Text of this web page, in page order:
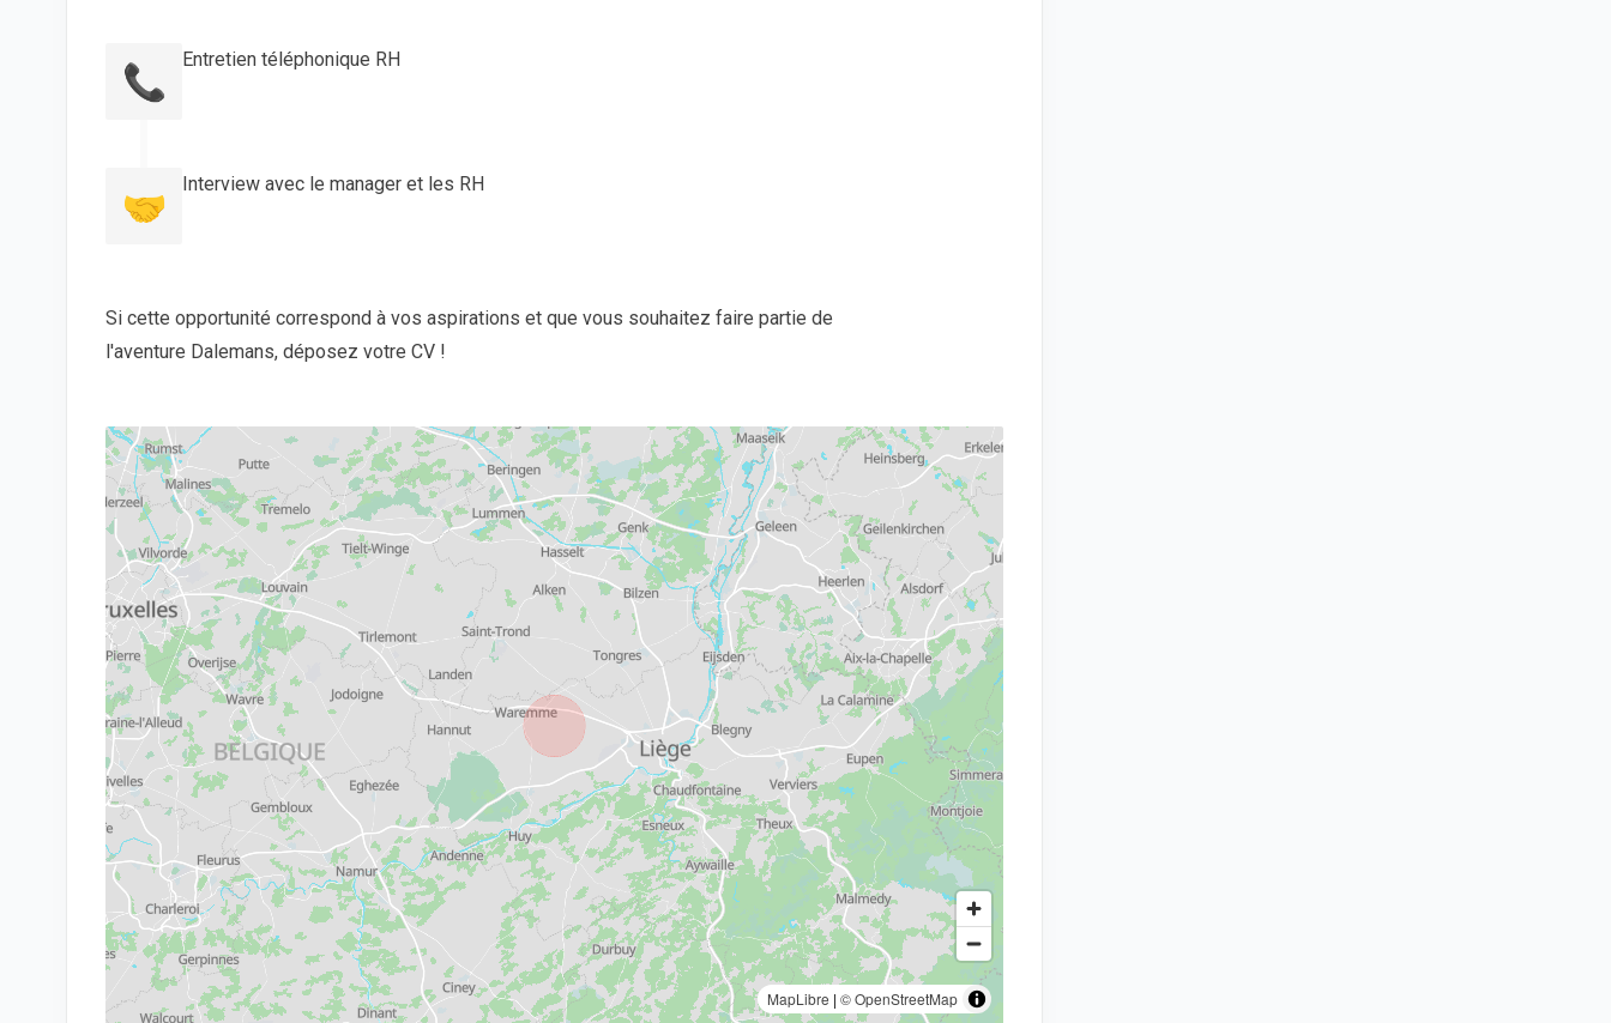
📞 Entretien téléphonique RH
🤝 Interview avec le manager et les RH
Si cette opportunité correspond à vos aspirations et que vous souhaitez faire partie de
l'aventure Dalemans, déposez votre CV !
MapLibre |© OpenStreetMap